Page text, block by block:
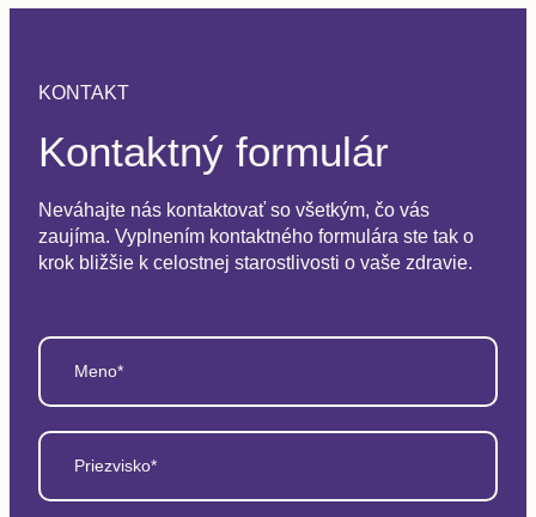
KONTAKT
Kontaktný formulár
Neváhajte nás kontaktovať so všetkým, čo vás
zaujíma. Vyplnením kontaktného formulára ste tak o
krok bližšie k celostnej starostlivosti o vaše zdravie.
Meno*
Priezvisko*